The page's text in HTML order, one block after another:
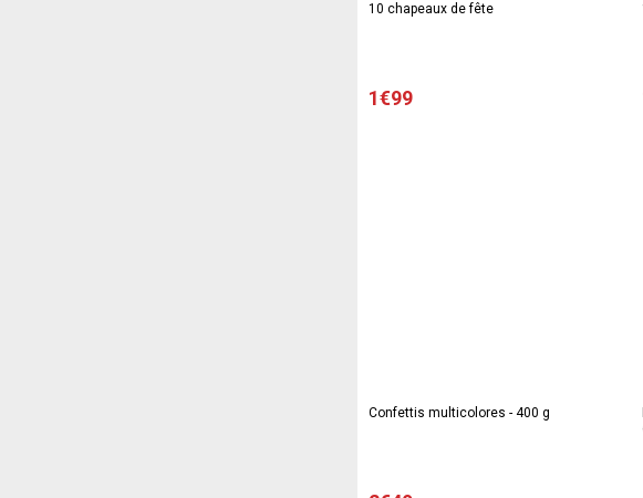
10 chapeaux de fête
1€99
Confettis multicolores - 400 g